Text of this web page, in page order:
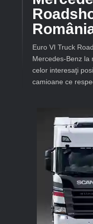
Euro VI Truck
Mercedes-Benz la
celor interesaţi
camioane ce